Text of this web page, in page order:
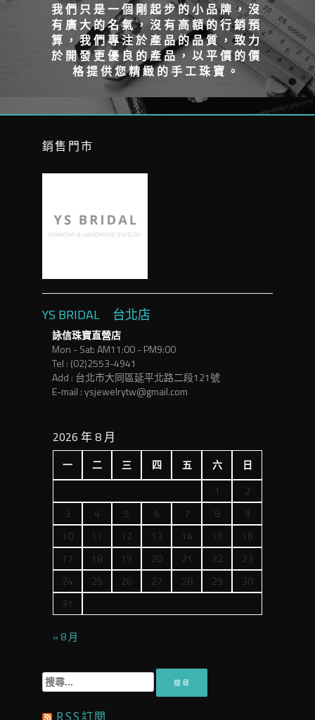
我們只是一個剛起步的小品牌，沒
有廣大的名氣，沒有高額的行銷預
算，我們專注於產品的品質，致力
於開發更優良的產品，以平價的價
格提供您精緻的手工珠寶。
銷售門市
YS BRIDAL 台北店
詠信珠寶直營店
Mon - Sat: AM11:00 - PM9:00
Tel : (02)2553-4941
Add : 台北市大同區延平北路二段121號
E-mail : ysjewelrytw@gmail.com
2026 年 8 月
一 二 三 四 五 六
日
1
2
3
4 5 6 7 8
9
10
11 12 13 14 15
16
17
18 19 20 21 22
23
24
25 26 27 28 29
30
31
« 8 月
搜
尋
RSS訂閱